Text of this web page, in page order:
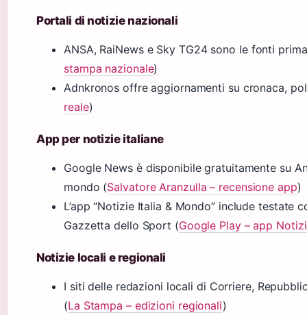
Portali di notizie nazionali
ANSA, RaiNews e Sky TG24 sono le fonti
stampa nazionale)
Adnkronos offre aggiornamenti su cronaca,
reale)
App per notizie italiane
Google News è disponibile gratuitamente su
mondo (Salvatore Aranzulla – recensione app)
L’app “Notizie Italia & Mondo” include testate
Gazzetta dello Sport (Google Play – app
Notizie locali e regionali
I siti delle redazioni locali di Corriere,
(La Stampa – edizioni regionali)